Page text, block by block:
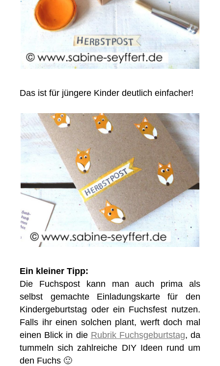
Das ist für jüngere Kinder deutlich einfacher!
Ein kleiner Tipp:
Die Fuchspost kann man auch prima als
selbst gemachte Einladungskarte für den
Kindergeburtstag oder ein Fuchsfest nutzen.
Falls ihr einen solchen plant, werft doch mal
einen Blick in die Rubrik Fuchsgeburtstag, da
tummeln sich zahlreiche DIY Ideen rund um
den Fuchs 🙂